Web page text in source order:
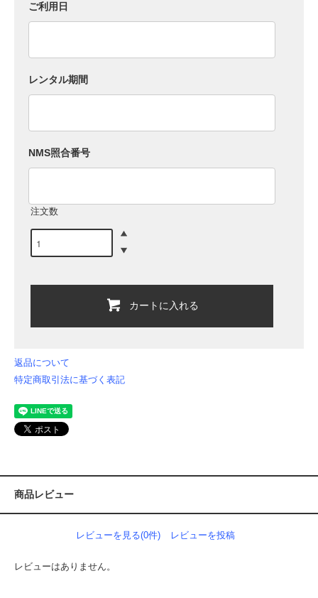
ご利用日
レンタル期間
NMS照合番号
注文数
カートに入れる
返品について
特定商取引法に基づく表記
商品レビュー
レビューを見る(0件) レビューを投稿
レビューはありません。